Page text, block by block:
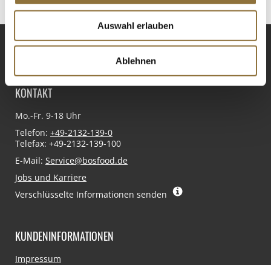
Auswahl erlauben
Ablehnen
VERTRAG WIDERRUFEN
KONTAKT
Mo.-Fr. 9-18 Uhr
Telefon: +49-2132-139-0
Telefax: +49-2132-139-100
E-Mail: Service@bosfood.de
Jobs und Karriere
Verschlüsselte Informationen senden
KUNDENINFORMATIONEN
Navigation
Impressum